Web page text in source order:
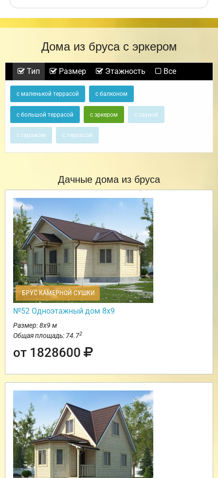
Дома из бруса с эркером
Тип Размер Этажность Все
с маленькой террасой с балконом
с большой террасой с эркером с сауной
с гаражом с террасой
Дачные дома из бруса
БРУС КАМЕРНОЙ СУШКИ
№52 Одноэтажный дом 8х9
Размер: 8х9 м
Общая площадь: 74.72
от 1828600